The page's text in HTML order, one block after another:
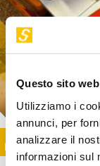
Questo sito
Utilizziamo i
annunci, per
analizzare il
informazioni sul
Image